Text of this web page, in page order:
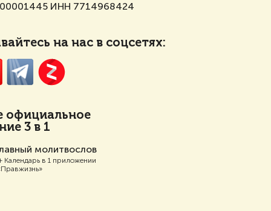
ИНН 7714968424
на нас в соцсетях:
официальное
3 в 1
молитвослов
Календарь в 1 приложении